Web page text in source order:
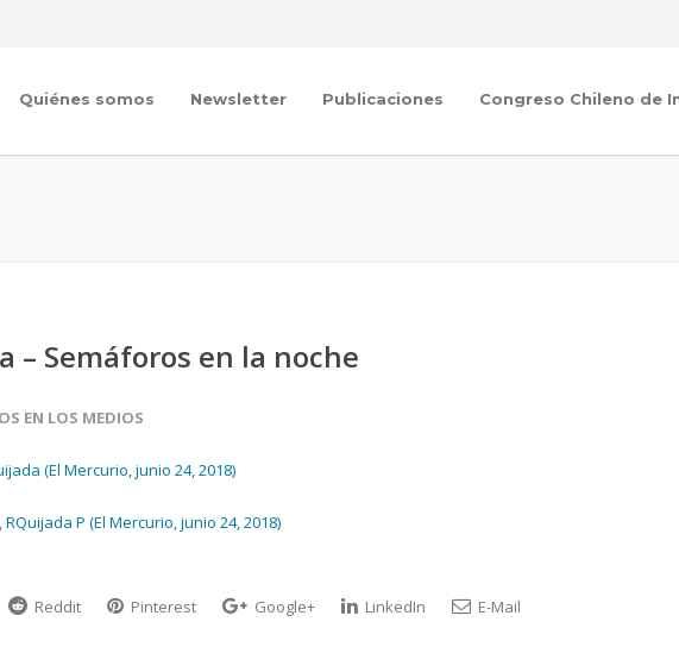
Quiénes somos Newsletter Publicaciones Congreso Chileno de
– Semáforos en la noche
EN LOS MEDIOS
(El Mercurio, junio 24, 2018)
P (El Mercurio, junio 24, 2018)
Reddit Pinterest Google+ LinkedIn E-Mail